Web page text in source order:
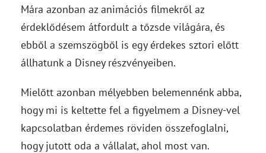
Mára azonban az animációs filmekről az
érdeklődésem átfordult a tőzsde világára, és
ebből a szemszögből is egy érdekes sztori előtt
állhatunk a Disney részvényeiben.
Mielőtt azonban mélyebben belemennénk abba,
hogy mi is keltette fel a figyelmem a Disney-vel
kapcsolatban érdemes röviden összefoglalni,
hogy jutott oda a vállalat, ahol most van.